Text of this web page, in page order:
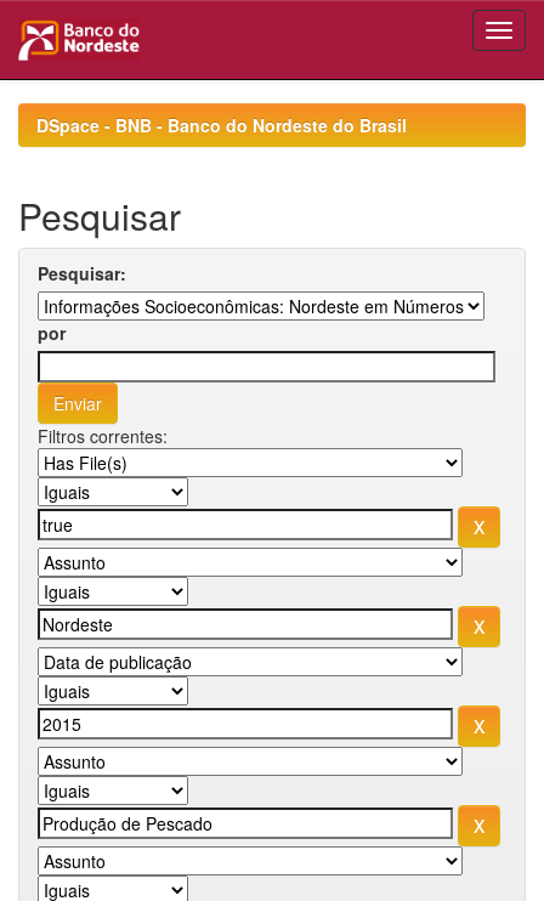
navigationDSpace - BNB - Banco do Nordeste do Brasil
Pesquisar
Pesquisar:
por
Filtros correntes: